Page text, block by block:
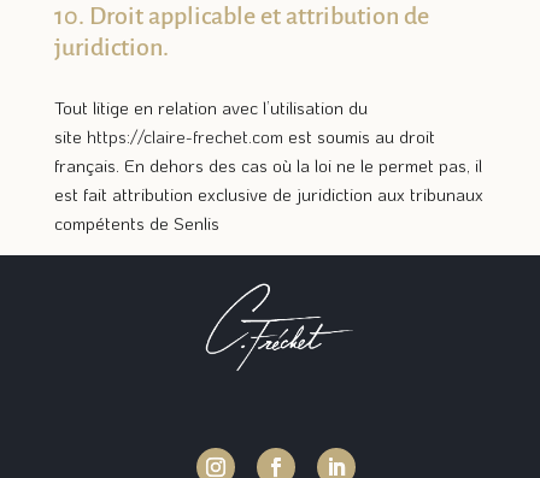
10. Droit applicable et attribution de
juridiction.
Tout litige en relation avec l’utilisation du
site https://claire-frechet.com est soumis au droit
français. En dehors des cas où la loi ne le permet pas, il
est fait attribution exclusive de juridiction aux tribunaux
compétents de Senlis